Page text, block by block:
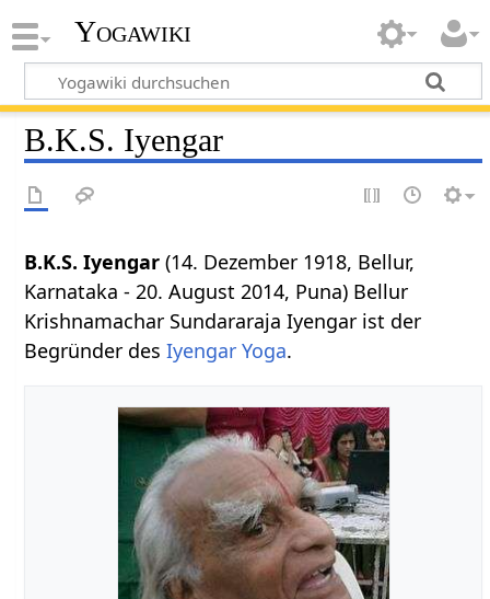
Yogawiki
B.K.S. Iyengar
B.K.S. Iyengar (14. Dezember 1918, Bellur,
Karnataka - 20. August 2014, Puna) Bellur
Krishnamachar Sundararaja Iyengar ist der
Begründer desIyengar Yoga.